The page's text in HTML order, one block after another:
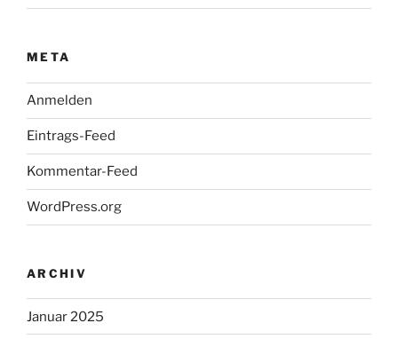
META
Anmelden
Eintrags-Feed
Kommentar-Feed
WordPress.org
ARCHIV
Januar 2025